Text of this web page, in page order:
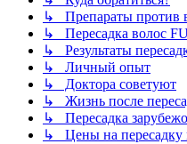
↳ Препараты против
↳ Пересадка волос
↳ Результаты
↳ Личный опыт
↳ Доктора советуют
↳ Жизнь после
↳ Пересадка
↳ Цены на пересадку